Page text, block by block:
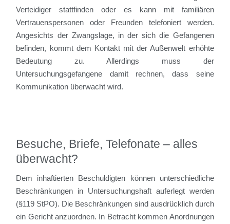
Verteidiger stattfinden oder es kann mit familiären
Vertrauenspersonen oder Freunden telefoniert werden.
Angesichts der Zwangslage, in der sich die Gefangenen
befinden, kommt dem Kontakt mit der Außenwelt erhöhte
Bedeutung zu. Allerdings muss der
Untersuchungsgefangene damit rechnen, dass seine
Kommunikation überwacht wird.
Besuche, Briefe, Telefonate – alles
überwacht?
Dem inhaftierten Beschuldigten können unterschiedliche
Beschränkungen in Untersuchungshaft auferlegt werden
(§119 StPO). Die Beschränkungen sind ausdrücklich durch
ein Gericht anzuordnen. In Betracht kommen Anordnungen